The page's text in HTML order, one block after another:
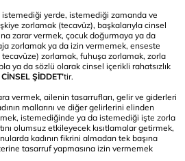
istemediği yerde, istemediği zamanda ve
zorlamak (tecavüz), başkalarıyla cinsel
zarar vermek, çocuk doğurmaya ya da
zorlamak ya da izin vermemek, enseste
tecavüze) zorlamak, fuhuşa zorlamak, zorla
ya da sözlü olarak cinsel içerikli rahatsızlık
CİNSEL ŞİDDET’tir.
vermek, ailenin tasarrufları, gelir ve giderleri
mallarını ve diğer gelirlerini elinden
istemediğinde ya da istemediği işte zorla
olumsuz etkileyecek kısıtlamalar getirmek,
kadının fikrini almadan tek başına
tasarruf yapmasına izin vermemek